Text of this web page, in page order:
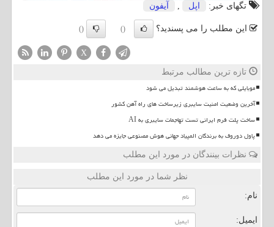
تگهای خبر: اپل آیفون
این مطلب را می پسندید؟ ()
()
X
تازه ترین مطالب مرتبط
موبایلی که به ساعت هوشمند تبدیل می شود
آخرین وضعیت امنیت سایبری زیرساخت های راه آهن کشور
ساخت پلت فرم ایرانی تست تهاجمات سایبری به AI
پاول دوروف به برندگان المپیاد جهانی هوش مصنوعی جایزه می دهد
نظرات بینندگان در مورد این مطلب
نظر شما در مورد این مطلب
نام:
ایمیل: